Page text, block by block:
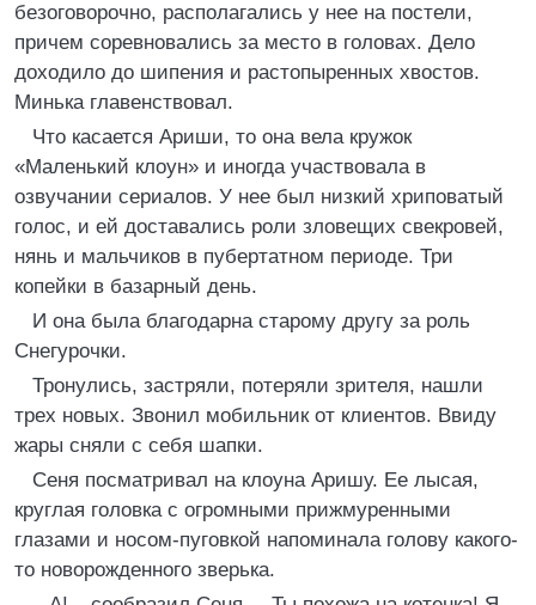
безоговорочно, располагались у нее на постели,
причем соревновались за место в головах. Дело
доходило до шипения и растопыренных хвостов.
Минька главенствовал.
Что касается Ариши, то она вела кружок
«Маленький клоун» и иногда участвовала в
озвучании сериалов. У нее был низкий хриповатый
голос, и ей доставались роли зловещих свекровей,
нянь и мальчиков в пубертатном периоде. Три
копейки в базарный день.
И она была благодарна старому другу за роль
Снегурочки.
Тронулись, застряли, потеряли зрителя, нашли
трех новых. Звонил мобильник от клиентов. Ввиду
жары сняли с себя шапки.
Сеня посматривал на клоуна Аришу. Ее лысая,
круглая головка с огромными прижмуренными
глазами и носом-пуговкой напоминала голову какого-
то новорожденного зверька.